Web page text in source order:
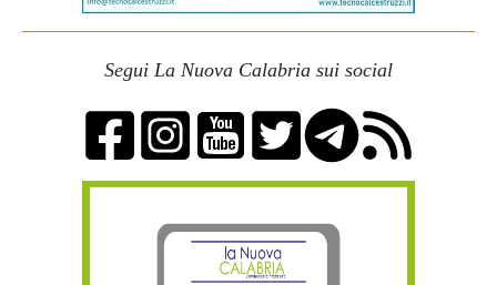
Segui La Nuova Calabria sui social